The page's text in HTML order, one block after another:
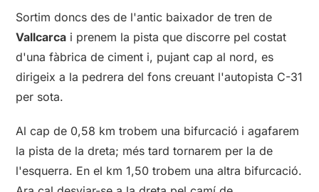
Sortim doncs des de l'antic baixador de tren de
Vallcarca i prenem la pista que discorre pel costat
d'una fàbrica de ciment i, pujant cap al nord, es
dirigeix a la pedrera del fons creuant l'autopista C-31
per sota.
Al cap de 0,58 km trobem una bifurcació i agafarem
la pista de la dreta; més tard tornarem per la de
l'esquerra. En el km 1,50 trobem una altra bifurcació.